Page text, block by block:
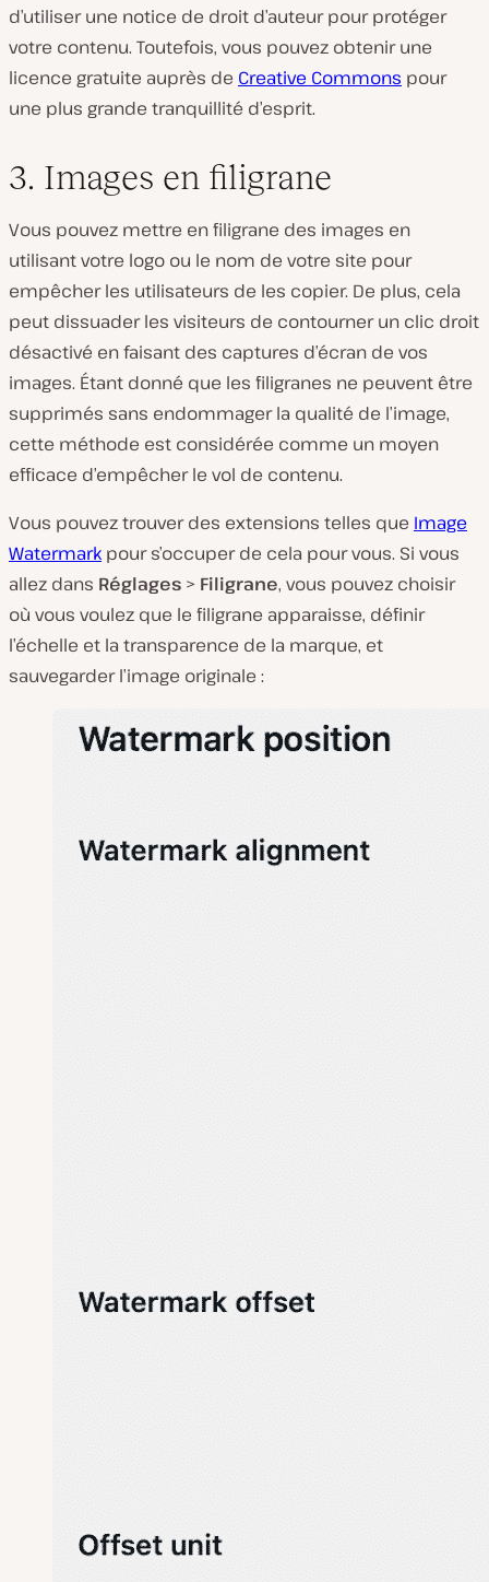
d’utiliser une notice de droit d’auteur pour protéger
votre contenu. Toutefois, vous pouvez obtenir une
licence gratuite auprès de Creative Commons pour
une plus grande tranquillité d’esprit.
3. Images en filigrane
Vous pouvez mettre en filigrane des images en
utilisant votre logo ou le nom de votre site pour
empêcher les utilisateurs de les copier. De plus, cela
peut dissuader les visiteurs de contourner un clic droit
désactivé en faisant des captures d’écran de vos
images. Étant donné que les filigranes ne peuvent être
supprimés sans endommager la qualité de l’image,
cette méthode est considérée comme un moyen
efficace d’empêcher le vol de contenu.
Vous pouvez trouver des extensions telles que Image
Watermark pour s’occuper de cela pour vous. Si vous
allez dans Réglages > Filigrane, vous pouvez choisir
où vous voulez que le filigrane apparaisse, définir
l’échelle et la transparence de la marque, et
sauvegarder l’image originale :